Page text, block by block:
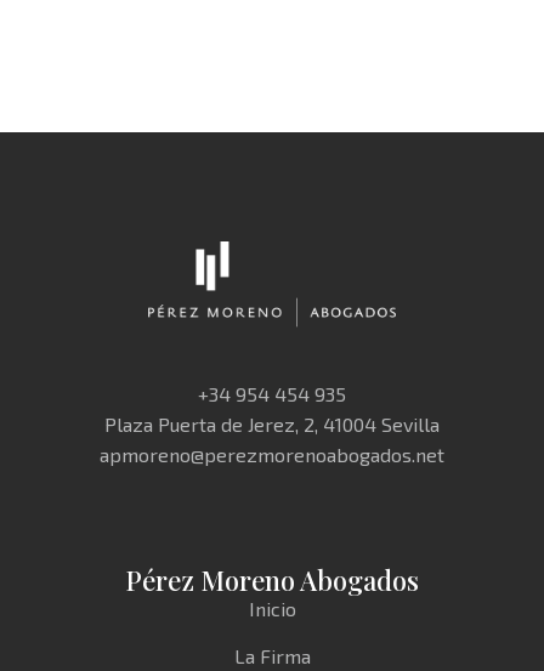
+34 954 454 935
Plaza Puerta de Jerez, 2, 41004 Sevilla
apmoreno@perezmorenoabogados.net
Pérez Moreno Abogados
Inicio
La Firma